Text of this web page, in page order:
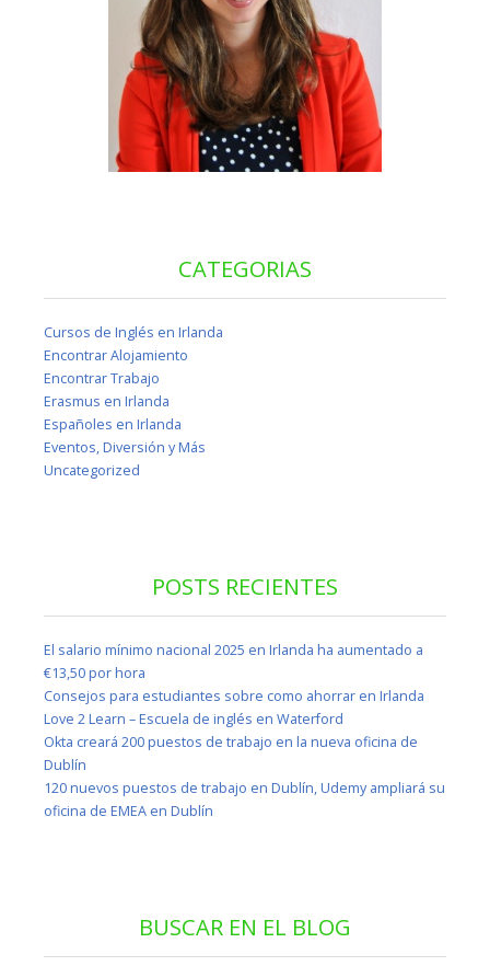
CATEGORIAS
Cursos de Inglés en Irlanda
Encontrar Alojamiento
Encontrar Trabajo
Erasmus en Irlanda
Españoles en Irlanda
Eventos, Diversión y Más
Uncategorized
POSTS RECIENTES
El salario mínimo nacional 2025 en Irlanda ha aumentado a
€13,50 por hora
Consejos para estudiantes sobre como ahorrar en Irlanda
Love 2 Learn – Escuela de inglés en Waterford
Okta creará 200 puestos de trabajo en la nueva oficina de
Dublín
120 nuevos puestos de trabajo en Dublín, Udemy ampliará su
oficina de EMEA en Dublín
BUSCAR EN EL BLOG